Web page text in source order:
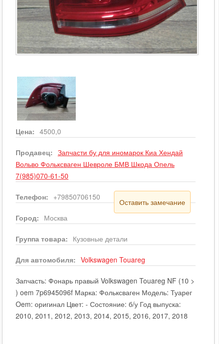
Цена: 4500,0
Продавец: Запчасти бу для иномарок Киа Хендай
Вольво Фольксваген Шевроле БМВ Шкода Опель
7(985)070-61-50
Телефон: +79850706150
Оставить замечание
Город: Москва
Группа товара: Кузовные детали
Для автомобиля: Volkswagen Touareg
Запчасть: Фонарь правый Volkswagen Touareg NF (10 >
) oem 7p6945096f Марка: Фольксваген Модель: Туарег
Oem: оригинал Цвет: - Состояние: б/у Год выпуска:
2010, 2011, 2012, 2013, 2014, 2015, 2016, 2017, 2018